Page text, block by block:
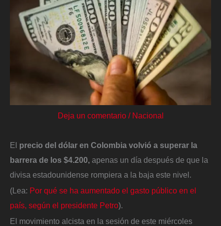
Deja un comentario / Nacional
El precio del dólar en Colombia volvió a superar la
barrera de los $4.200, apenas un día después de que la
divisa estadounidense rompiera a la baja este nivel.
(Lea: Por qué se ha aumentado el gasto público en el
país, según el presidente Petro).
El movimiento alcista en la sesión de este miércoles